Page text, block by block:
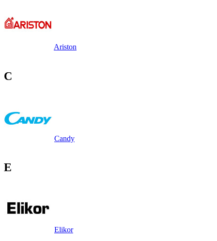
Ariston
C
Candy
E
Elikor